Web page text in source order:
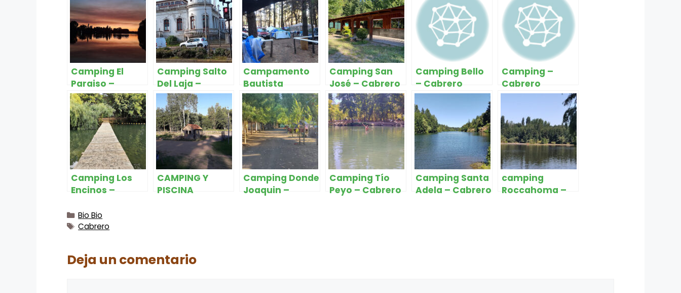
Camping El
Paraiso –
Cabrero
Camping Salto
Del Laja –
Cabrero
Campamento
Bautista
Batuquito –
Cabrero
Camping San
José – Cabrero
Camping Bello
– Cabrero
Camping –
Cabrero
Camping Los
Encinos –
CAMPING Y
PISCINA
Camping Donde
Joaquin –
Camping Tío
Peyo – Cabrero
Camping Santa
Adela – Cabrero
camping
Roccahoma –
Categorías
Bio Bio
Etiquetas
Cabrero
Deja un comentario